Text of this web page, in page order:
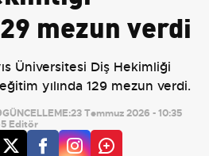
mezun verdi
Üniversitesi Diş Hekimliği
yılında 129 mezun verdi.
GÜNCELLEME:23 Temmuz 2026 - 10:35
Editör